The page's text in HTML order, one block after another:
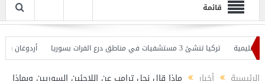
قائمة
تركيا تنشئ 3 مستشفيات في مناطق درع الفرات بسوريا
أردوغان يفتتح